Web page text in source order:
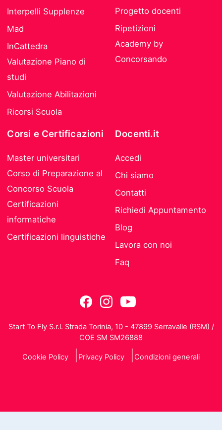
Interpelli Supplenze
Mad
InCattedra
Valutazione Piano di
studi
Valutazione Abilitazioni
Ricorsi Scuola
Progetto docenti
Ripetizioni
Academy by
Concorsando
Corsi e Certificazioni
Master universitari
Corso di Preparazione al
Concorso Scuola
Certificazioni
informatiche
Certificazioni linguistiche
Docenti.it
Accedi
Chi siamo
Contatti
Richiedi Appuntamento
Blog
Lavora con noi
Faq
Start To Fly S.r.l. Strada Torinia, 10 - 47899 Serravalle (RSM) /
COE SM SM26888
Cookie Policy Privacy Policy Condizioni generali